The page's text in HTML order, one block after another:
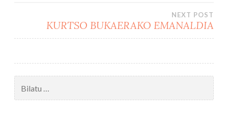
nabigatu
NEXT POST
KURTSO BUKAERAKO EMANALDIA